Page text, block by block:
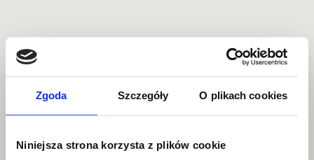
Zgoda Szczegóły O plikach cookies
Niniejsza strona korzysta z plików cookie
POPRZEDNI WPIS NASTĘPNY WPIS